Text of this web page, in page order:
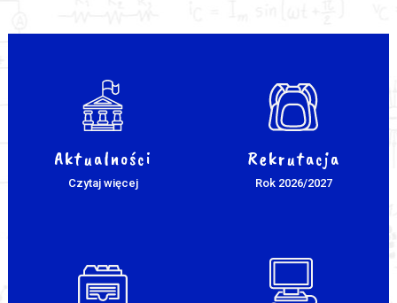
Aktualności
Czytaj więcej
Rekrutacja
Rok 2026/2027